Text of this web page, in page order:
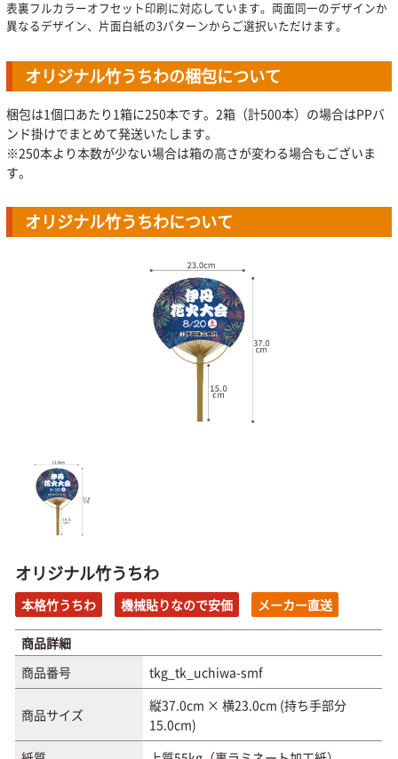
表裏フルカラーオフセット印刷に対応しています。両面同一のデザインか
異なるデザイン、片面白紙の3パターンからご選択いただけます。
オリジナル竹うちわの梱包について
梱包は1個口あたり1箱に250本です。2箱（計500本）の場合はPPバ
ンド掛けでまとめて発送いたします。
※250本より本数が少ない場合は箱の高さが変わる場合もございま
す。
オリジナル竹うちわについて
オリジナル竹うちわ
本格竹うちわ 機械貼りなので安価 メーカー直送
商品詳細
商品番号
tkg_tk_uchiwa-smf
商品サイズ
縦37.0cm × 横23.0cm (持ち手部分
15.0cm)